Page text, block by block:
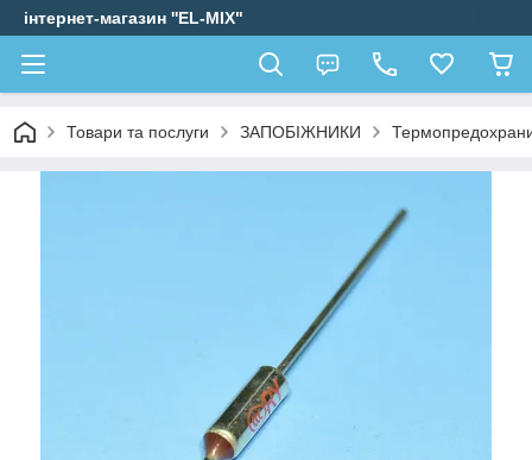
інтернет-магазин ''EL-MIX"
Товари та послуги ЗАПОБІЖНИКИ